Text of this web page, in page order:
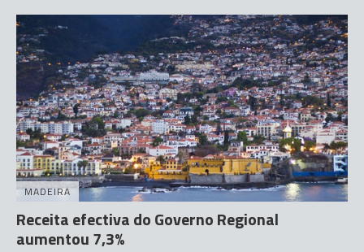
MADEIRA
Receita efectiva do Governo Regional
aumentou 7,3%